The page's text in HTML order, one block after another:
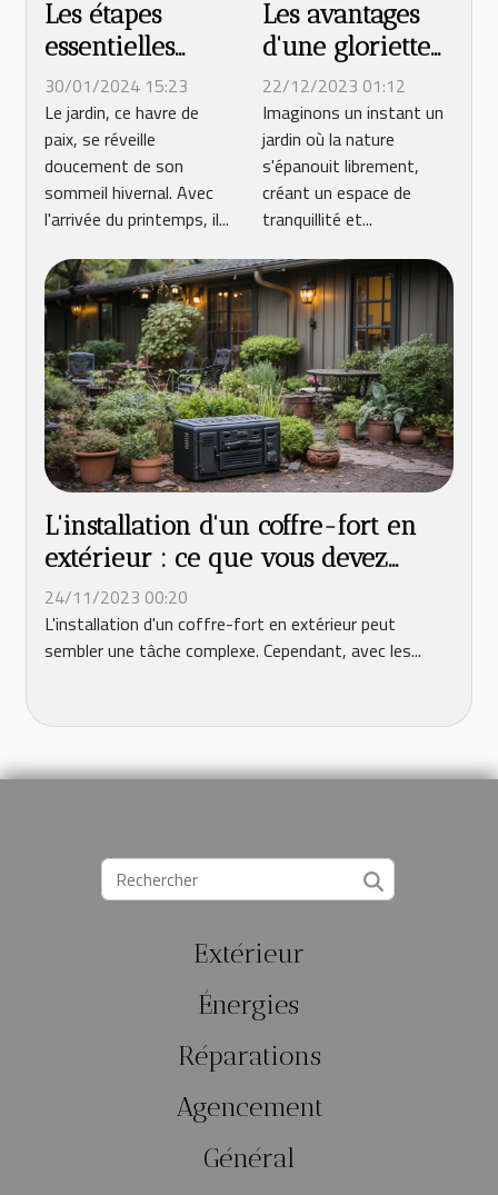
Les étapes
essentielles
pour préparer
votre jardin
pour le
printemps
30/01/2024 15:23
Le jardin, ce havre de
paix, se réveille
doucement de son
sommeil hivernal. Avec
l'arrivée du printemps, il...
Les avantages
d'une gloriette
en bois pour
l'aménagement
de jardins
22/12/2023 01:12
Imaginons un instant un
jardin où la nature
s'épanouit librement,
créant un espace de
tranquillité et...
L'installation d'un coffre-fort en
extérieur : ce que vous devez
savoir
24/11/2023 00:20
L'installation d'un coffre-fort en extérieur peut
sembler une tâche complexe. Cependant, avec les...
Extérieur
Énergies
Réparations
Agencement
Général